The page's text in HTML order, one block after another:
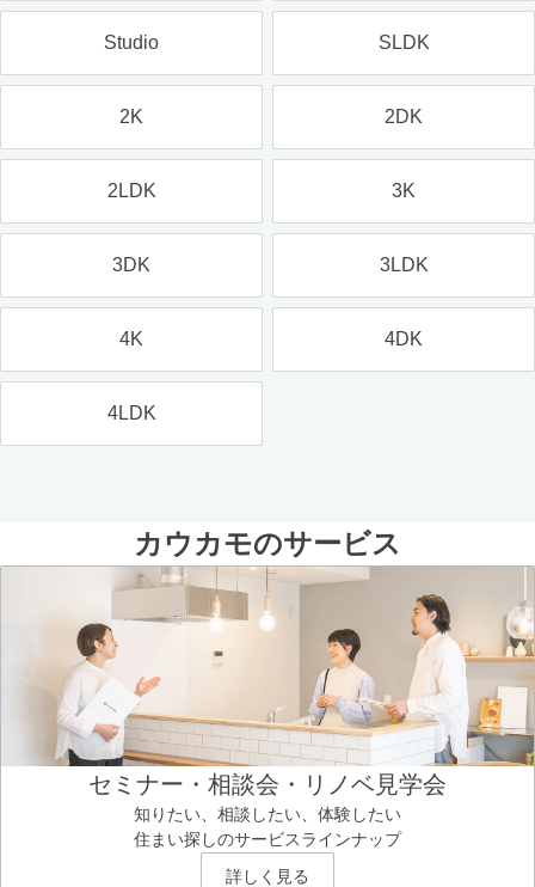
Studio SLDK
2K 2DK
2LDK 3K
3DK 3LDK
4K 4DK
4LDK
カウカモのサービス
セミナー・相談会・リノベ見学会
知りたい、相談したい、体験したい
住まい探しのサービスラインナップ
詳しく見る